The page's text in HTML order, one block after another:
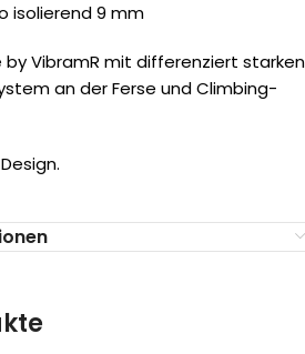
isolierend 9 mm
by VibramR mit differenziert starken
an der Ferse und Climbing-